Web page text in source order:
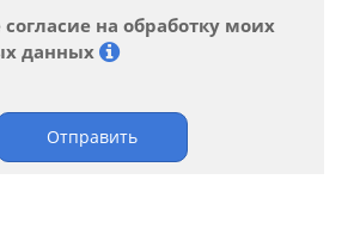
на обработку моих
данных